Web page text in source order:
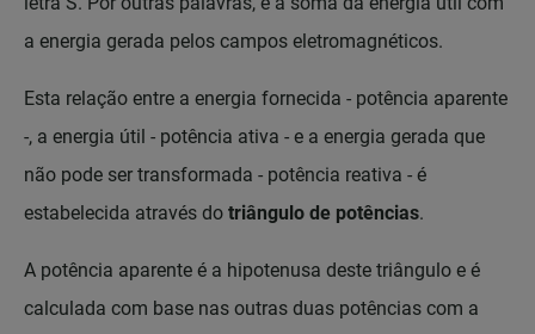
a energia gerada pelos campos eletromagnéticos.
Esta relação entre a energia fornecida - potência aparente
-, a energia útil - potência ativa - e a energia gerada que
não pode ser transformada - potência reativa - é
estabelecida através do triângulo de potências.
A potência aparente é a hipotenusa deste triângulo e é
calculada com base nas outras duas potências com a